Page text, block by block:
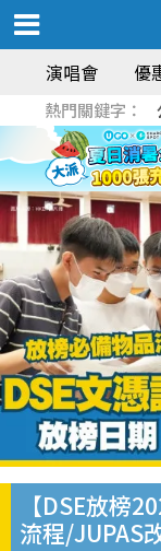
演唱會 優
熱門關鍵字：
【DSE放榜
流程/JUPAS